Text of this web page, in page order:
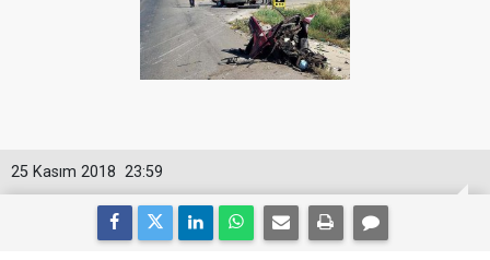
23:59
25 Kasım 2018